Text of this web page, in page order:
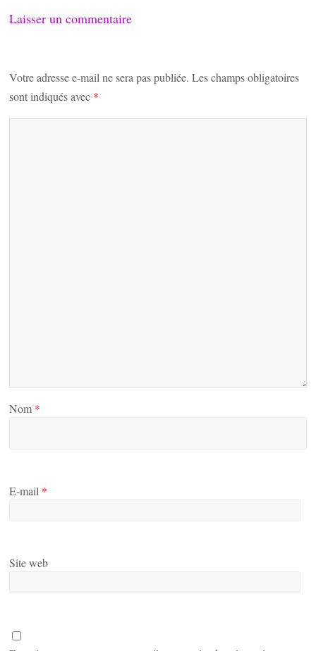
Laisser un commentaire
Votre adresse e-mail ne sera pas publiée. Les champs obligatoires
sont indiqués avec *
Nom *
E-mail *
Site web